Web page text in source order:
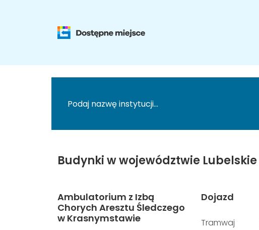
Budynki w województwie Lubelskie
Ambulatorium z Izbą
Chorych Aresztu Śledczego
w Krasnymstawie
Dojazd
Tramwaj